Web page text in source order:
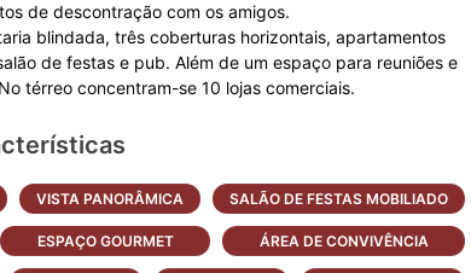
de descontração com os amigos.
blindada, três coberturas horizontais, apartamentos
de festas e pub. Além de um espaço para reuniões e
VISTA PANORÂMICA SALÃO DE FESTAS MOBILIADO
ESPAÇO GOURMET ÁREA DE CONVIVÊNCIA